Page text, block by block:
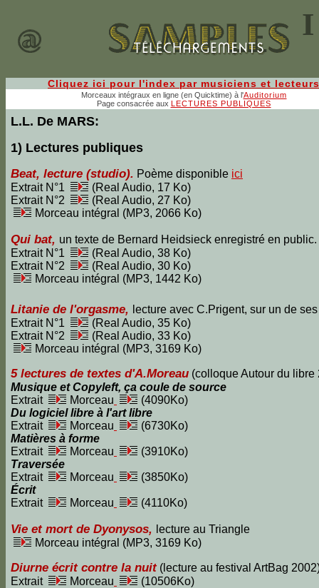
I
Cliquez ici pour l'index par musiciens et lecteurs
Morceaux intégraux en ligne (en Quicktime) à l'Auditorium
Page consacrée aux LECTURES PUBLIQUES
L.L. De MARS:
1) Lectures publiques
Beat, lecture (studio). Poème disponible ici
Extrait N°1
(Real Audio, 17 Ko)
Extrait N°2
(Real Audio, 27 Ko)
Morceau intégral (MP3, 2066 Ko)
Qui bat, un texte de Bernard Heidsieck enregistré en
Extrait N°1
(Real Audio, 38 Ko)
Extrait N°2
(Real Audio, 30 Ko)
Morceau intégral (MP3, 1442 Ko)
Litanie de l'orgasme, lecture avec C.Prigent, sur un de
Extrait N°1
(Real Audio, 35 Ko)
Extrait N°2
(Real Audio, 33 Ko)
Morceau intégral (MP3, 3169 Ko)
5 lectures de textes d'A.Moreau (colloque Autour du libre
Musique et Copyleft, ça coule de source
Extrait
Morceau
(4090Ko)
Du logiciel libre à l'art libre
Extrait
Morceau
(6730Ko)
Matières à forme
Extrait
Morceau
(3910Ko)
Traversée
Extrait
Morceau
(3850Ko)
Écrit
Extrait
Morceau (4110Ko)
Vie et mort de Dyonysos, lecture au Triangle
Morceau intégral (MP3, 3169 Ko)
Diurne écrit contre la nuit(lecture au festival ArtBag
Extrait
Morceau (10506Ko)